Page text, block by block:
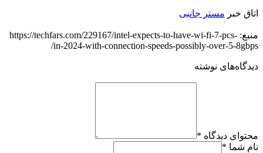
اتاق خبر مستر جانبی
منبع: https://techfars.com/229167/intel-expects-to-have-wi-fi-7-pcs-
in-2024-with-connection-speeds-possibly-over-5-8gbps/
دیدگاه‌های نوشته
محتوای دیدگاه *
نام شما *